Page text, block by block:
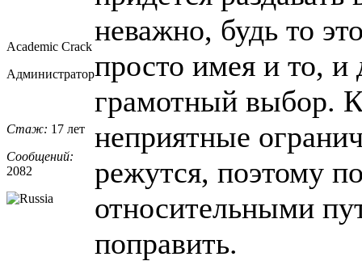
Academic Crack
Администратор
Стаж: 17 лет
Сообщений:
2082
неважно, будь то
просто имея и то, и
грамотный выбор.
неприятные
режутся, поэтому
относительными
поправить.